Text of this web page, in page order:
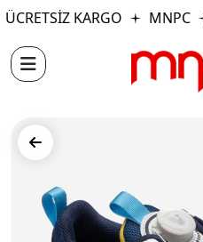
ÜCRETSİZ KARGO MNPC